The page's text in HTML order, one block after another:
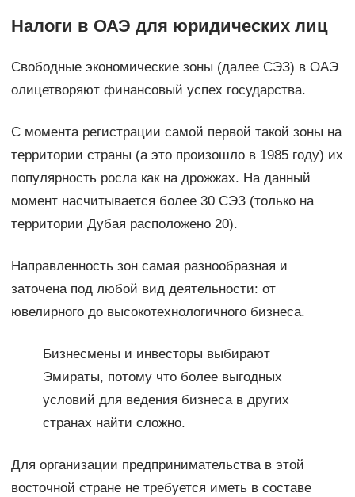
Налоги в ОАЭ для юридических лиц
Свободные экономические зоны (далее СЭЗ) в ОАЭ
олицетворяют финансовый успех государства.
С момента регистрации самой первой такой зоны на
территории страны (а это произошло в 1985 году) их
популярность росла как на дрожжах. На данный
момент насчитывается более 30 СЭЗ (только на
территории Дубая расположено 20).
Направленность зон самая разнообразная и
заточена под любой вид деятельности: от
ювелирного до высокотехнологичного бизнеса.
Бизнесмены и инвесторы выбирают
Эмираты, потому что более выгодных
условий для ведения бизнеса в других
странах найти сложно.
Для организации предпринимательства в этой
восточной стране не требуется иметь в составе